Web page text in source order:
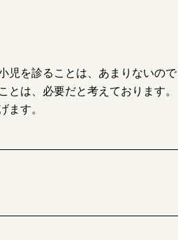
児を診ることは、あまりないので
は、必要だと考えております。
ます。